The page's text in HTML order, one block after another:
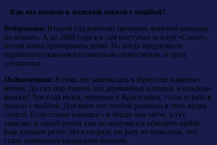
– Как вы попали в женский хоккей с шайбой?
Ведерников: Второй год работаю тренером женской команды
по хоккею. А до 2008 года я и сам выступал за клуб «Сокол»,
потом начал тренировать ребят. Но когда предложили
поработать главным наставником спортсменок, я сразу
согласился.
Подкаменная: Я семь лет занималась в Иркутске хоккеем с
мячом. До сих пор помню эти деревянные клюшки и кожаные
коньки! Три года назад, переехав в Красноярск, стала играть в
хоккей с шайбой. Для меня нет особой разницы в этих видах
спорта. Если только клюшка – в бенди она легче, а тут
тяжелее, и одной рукой уже не получается обводить шайбу.
Еще катание резче. Но я ни разу, ни разу не пожалела, что
стала заниматься канадским хоккеем.